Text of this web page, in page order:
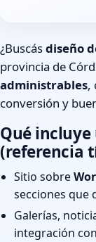
¿Buscásdiseño
provincia de
administrables,
conversión y
Qué
(referencia
Sitio sobre
secciones que
Galerías,
integración con